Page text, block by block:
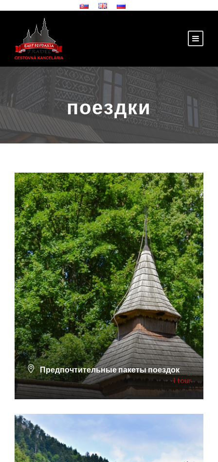
поездки
Предпочтительные пакеты поездок
1 tour